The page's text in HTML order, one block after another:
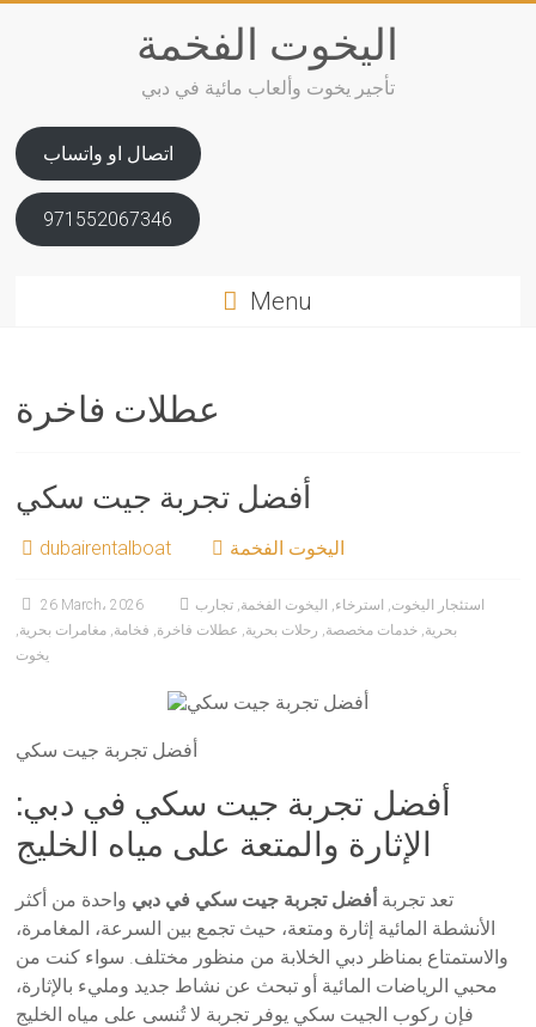
اليخوت الفخمة
تأجير يخوت وألعاب مائية في دبي
اتصال او واتساب
971552067346
Menu
عطلات فاخرة
أفضل تجربة جيت سكي
dubairentalboat اليخوت الفخمة
26 March، 2026 استئجار اليخوت, استرخاء, اليخوت الفخمة, تجارب
بحرية, خدمات مخصصة, رحلات بحرية, عطلات فاخرة, فخامة, مغامرات بحرية,
يخوت
أفضل تجربة جيت سكي
أفضل تجربة جيت سكي في دبي:
الإثارة والمتعة على مياه الخليج
تعد تجربة أفضل تجربة جيت سكي في دبي واحدة من أكثر
الأنشطة المائية إثارة ومتعة، حيث تجمع بين السرعة، المغامرة،
والاستمتاع بمناظر دبي الخلابة من منظور مختلف. سواء كنت من
محبي الرياضات المائية أو تبحث عن نشاط جديد ومليء بالإثارة،
فإن ركوب الجيت سكي يوفر تجربة لا تُنسى على مياه الخليج